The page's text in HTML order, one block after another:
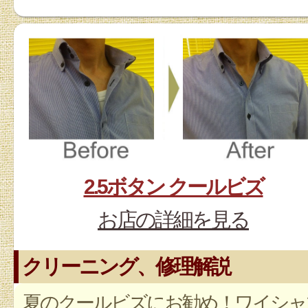
2.5ボタン クールビズ
お店の詳細を見る
クリーニング、修理解説
夏のクールビズにお勧め！ワイシ